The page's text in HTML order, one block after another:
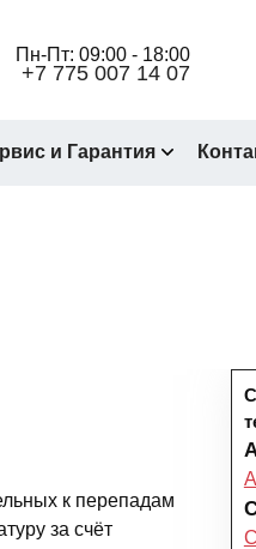
Пн-Пт: 09:00 - 18:00
+7 775 007 14 07
и Гарантия
к перепадам
за счёт